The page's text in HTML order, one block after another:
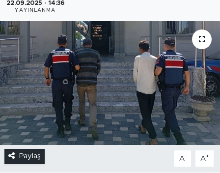
22.09.2025 - 14:36
YAYINLANMA
Paylaş A- A+